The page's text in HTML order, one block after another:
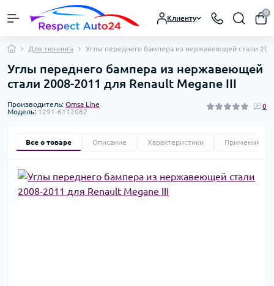
Клиенту
0
Для тюнинга Углы переднего бампера из нержавеющей стали
Углы переднего бампера из нержавеющей
стали 2008-2011 для Renault Megane III
Производитель: Omsa Line
Модель: 1291-6112082
0
Все о товаре Описание Характеристики